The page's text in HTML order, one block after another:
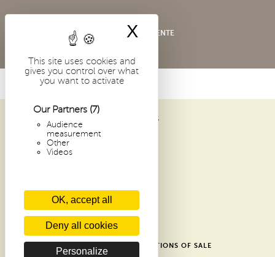
This site uses cookies and
gives you control over what
you want to activate
Our Partners (7)
Audience
measurement
Other
Videos
OK, accept all
Deny all cookies
Personalize
X Hide cookie
CONDITIONS GÉNÉRALES DE VENTE
ABBAYE SAINT-PIERRE DE SOLESMES
1 PLACE DOM GUÉRANGER
72 300 SOLESMES
RECENT ARTICLES
CONTACTS
GLOSSARY
SHOP GENERAL TERMS AND CONDITIONS OF SALE